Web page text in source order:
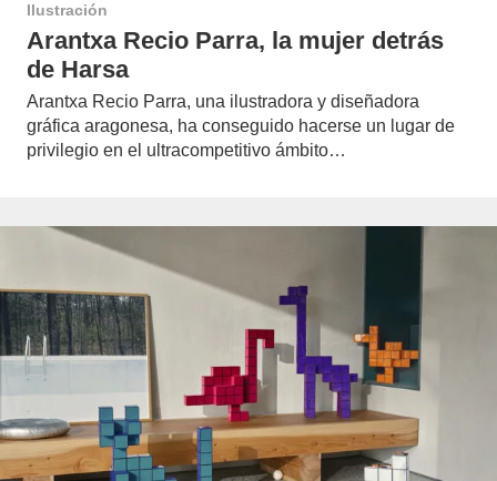
Ilustración
Arantxa Recio Parra, la mujer detrás
de Harsa
Arantxa Recio Parra, una ilustradora y diseñadora
gráfica aragonesa, ha conseguido hacerse un lugar de
privilegio en el ultracompetitivo ámbito…